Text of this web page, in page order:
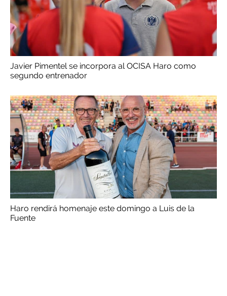
Javier Pimentel se incorpora al OCISA Haro como
segundo entrenador
Haro rendirá homenaje este domingo a Luis de la
Fuente